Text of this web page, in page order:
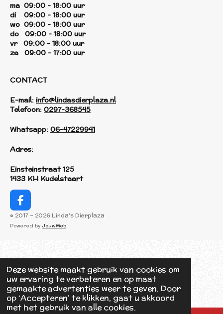
Deze website maakt gebruik van cookies om
uw ervaring te verbeteren en op maat
gemaakte advertenties weer te geven. Door
op ‘Accepteren’ te klikken, gaat u akkoord
met het gebruik van alle cookies.
ma 09:00 - 18:00 uur
di 09:00 - 18:00 uur
wo 09:00 - 18:00 uur
do 09:00 - 18:00 uur
vr 09:00 - 18:00 uur
za 09:00 - 17:00 uur
CONTACT
E-mail: info@lindasdierplaza.nl
Telefoon: 0297-368545
Whatsapp: 06-47229941
Adres:
Einsteinstraat 125
1433 KH Kudelstaart
F
a
c
o
k
© 2017 - 2026 Linda's Dierplaza
Powered by JouwWeb